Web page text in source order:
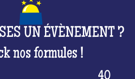
UN ÉVÈNEMENT ?
nos formules !